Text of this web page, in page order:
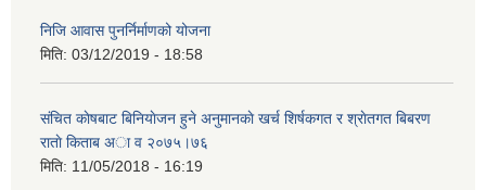
निजि आवास पुनर्निर्माणको योजना
मिति: 03/12/2019 - 18:58
संचित काेषबाट बिनियाेजन हुने अनुमानकाे खर्च शिर्षकगत र श्राेतगत बिबरण
राताे किताब अा‍ व २‍०७५।७६
मिति: 11/05/2018 - 16:19